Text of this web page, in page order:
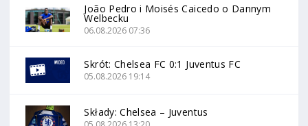
João Pedro i Moisés Caicedo o Dannym
Welbecku
06.08.2026 07:36
Skrót: Chelsea FC 0:1 Juventus FC
05.08.2026 19:14
Składy: Chelsea – Juventus